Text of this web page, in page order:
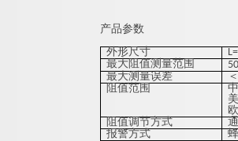
产品参数
外形尺寸
最大阻值测量范围
5
最大测量误差
阻值范围
阻值调节方式
报警方式